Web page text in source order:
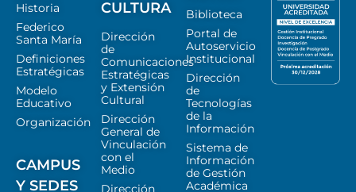
Historia
Federico
Santa María
Definiciones
Estratégicas
Modelo
Educativo
Organización
CAMPUS
Y SEDES
CULTURA
Dirección
de
Comunicaciones
Estratégicas
y Extensión
Cultural
Dirección
General de
Vinculación
con el
Medio
Dirección
Biblioteca
Portal de
Autoservicio
Institucional
Dirección
de
Tecnologías
de la
Información
Sistema de
Información
de Gestión
Académica